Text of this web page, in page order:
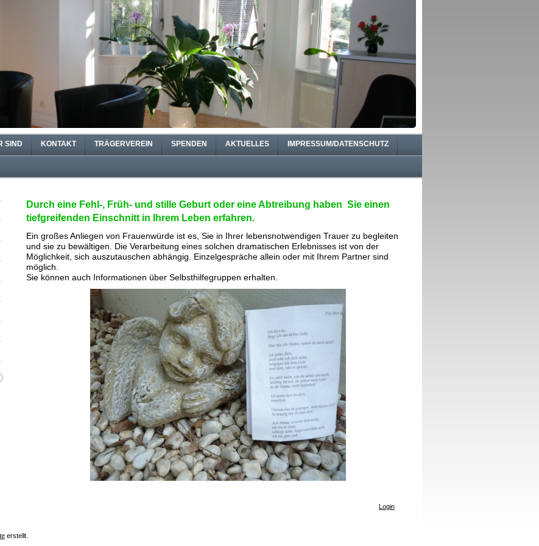
SIND KONTAKT TRÄGERVEREIN SPENDEN AKTUELLES IMPRESSUM/DATENSCHUTZ
Durch eine Fehl-, Früh- und stille Geburt oder eine Abtreibung haben Sie einen
tiefgreifenden Einschnitt in Ihrem Leben erfahren.
Ein großes Anliegen von Frauenwürde ist es, Sie in Ihrer lebensnotwendigen Trauer zu begleiten
und sie zu bewältigen. Die Verarbeitung eines solchen dramatischen Erlebnisses ist von der
Möglichkeit, sich auszutauschen abhängig. Einzelgespräche allein oder mit Ihrem Partner sind
möglich.
Sie können auch Informationen über Selbsthilfegruppen erhalten.
erstellt.
Login